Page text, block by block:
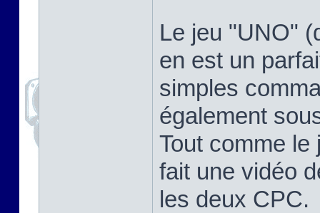
Le jeu "UNO"
en est un
simples
également
Tout comme le
fait une vidéo
les deux CPC.